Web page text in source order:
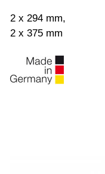
2 x 294 mm,
2 x 375 mm